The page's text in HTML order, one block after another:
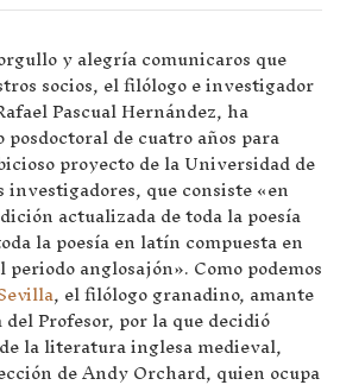
y alegría comunicaros que
socios, el filólogo e investigador
Pascual Hernández, ha
de cuatro años para
proyecto de la Universidad de
que consiste «en
actualizada de toda la poesía
la poesía en latín compuesta en
anglosajón». Como podemos
, el filólogo granadino, amante
Profesor, por la que decidió
la literatura inglesa medieval,
de Andy Orchard, quien ocupa